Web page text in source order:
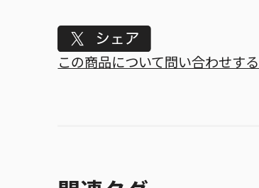
Tweet
この商品について問い合わせする